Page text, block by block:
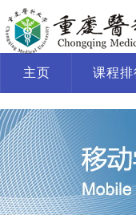
主页 课程排
系统运行报告